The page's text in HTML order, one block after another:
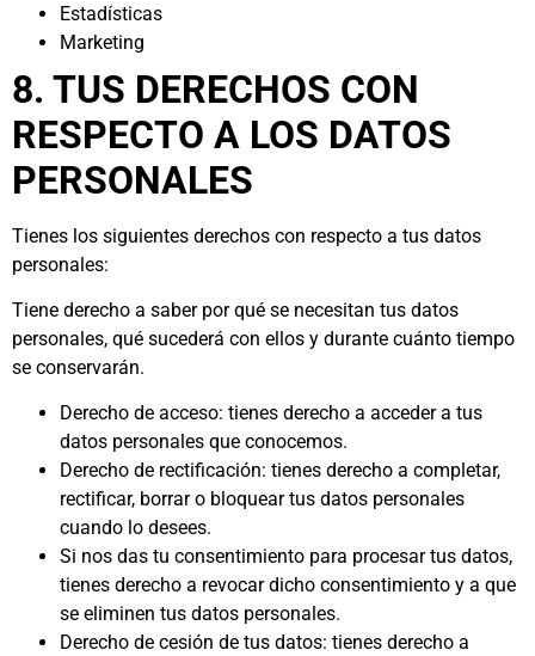
Estadísticas
Marketing
8. TUS DERECHOS CON
RESPECTO A LOS DATOS
PERSONALES
Tienes los siguientes derechos con respecto a tus datos
personales:
Tiene derecho a saber por qué se necesitan tus datos
personales, qué sucederá con ellos y durante cuánto tiempo
se conservarán.
Derecho de acceso: tienes derecho a acceder a tus
datos personales que conocemos.
Derecho de rectificación: tienes derecho a completar,
rectificar, borrar o bloquear tus datos personales
cuando lo desees.
Si nos das tu consentimiento para procesar tus datos,
tienes derecho a revocar dicho consentimiento y a que
se eliminen tus datos personales.
Derecho de cesión de tus datos: tienes derecho a